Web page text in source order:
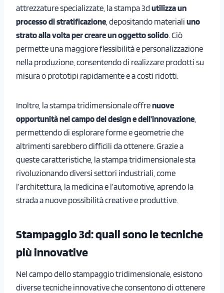
attrezzature specializzate, la stampa 3d utilizza un
processo di stratificazione , depositando materiali uno
strato alla volta per creare un oggetto solido. Ciò
permette una maggiore flessibilità e personalizzazione
nella produzione, consentendo di realizzare prodotti su
misura o prototipi rapidamente e a costi ridotti.
Inoltre, la stampa tridimensionale offrenuove
opportunità nel campo del design e dell’innovazione
permettendo di esplorare forme e geometrie che
altrimenti sarebbero difficili da ottenere. Grazie a
queste caratteristiche, la stampa tridimensionale sta
rivoluzionando diversi settori industriali, come
l’architettura, la medicina e l’automotive, aprendo la
strada a nuove possibilità creative e produttive.
Stampaggio 3d: quali sono le tecniche
più innovative
Nel campo dello stampaggio tridimensionale, esistono
diverse tecniche innovative che consentono di ottenere